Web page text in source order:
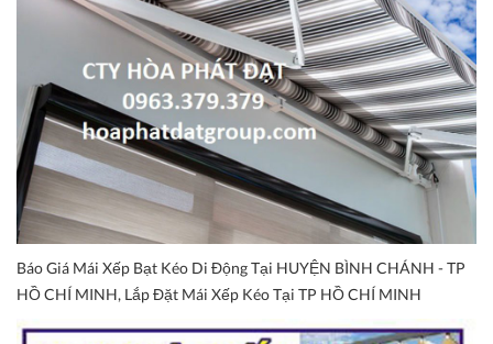
Báo Giá Mái Xếp Bạt Kéo Di Động Tại HUYỆN BÌNH CHÁNH - TP
HỒ CHÍ MINH, Lắp Đặt Mái Xếp Kéo Tại TP HỒ CHÍ MINH